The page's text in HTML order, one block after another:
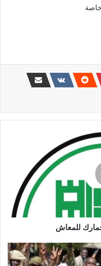
للمعاش